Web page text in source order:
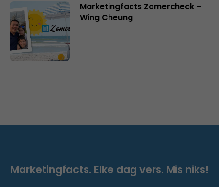
Marketingfacts Zomercheck –
Wing Cheung
Marketingfacts. Elke dag vers. Mis niks!